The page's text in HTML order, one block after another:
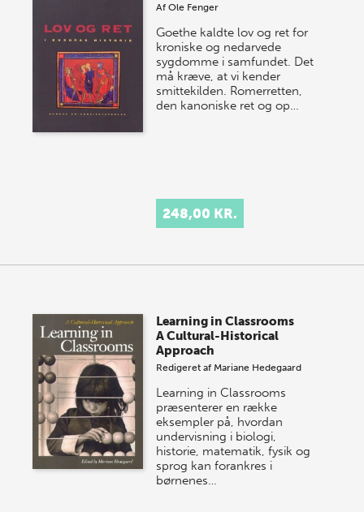
AfOle Fenger
Goethe kaldte lov og ret for
kroniske og nedarvede
sygdomme i samfundet. Det
må kræve, at vi kender
smittekilden. Romerretten,
den kanoniske ret og op…
248,00 KR.
Learning in Classrooms
A Cultural-Historical
Approach
Redigeret af Mariane Hedegaard
Learning in Classrooms
præsenterer en række
eksempler på, hvordan
undervisning i biologi,
historie, matematik, fysik og
sprog kan forankres i
børnenes…